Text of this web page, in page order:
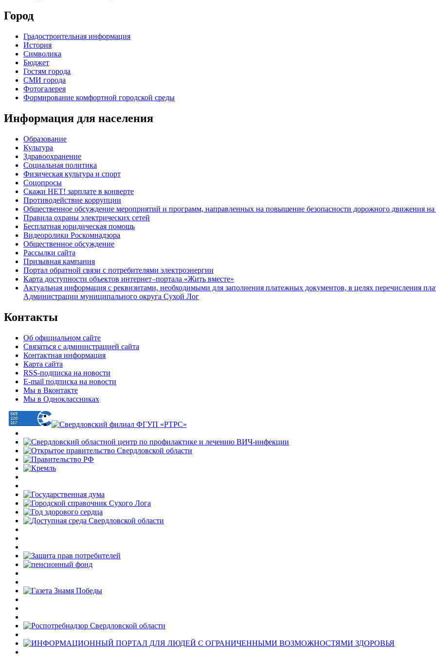
Город
Градостроительная информация
История
Символика
Бюджет
Гостям города
СМИ города
Фотогалерея
Формирование комфортной городской среды
Информация для населения
Образование
Культура
Здравоохранение
Социальная политика
Физическая культура и спорт
Соцопросы
Скажи НЕТ! зарплате в конверте
Противодействие коррупции
Общественное обсуждение мероприятий и программ, направленных на повышение безопасности дорожного движения на
Правила охраны электрических сетей
Бесплатная юридическая помощь
Видеоролики Роскомнадзора
Общественное обсуждение
Рассылки сайта
Призывная кампания
Портал обратной связи с потребителями электроэнергии
Карта доступности объектов интернет–портала «Жить вместе»
Актуальная информация с реквизитами, необходимыми для заполнения платежных документов, в целях перечисления
Администрации муниципального округа Сухой Лог
Контакты
Об официальном сайте
Связаться с администрацией сайта
Контактная информация
Карта сайта
RSS-подписка на новости
E-mail подписка на новости
Мы в Вконтакте
Мы в Одноклассниках